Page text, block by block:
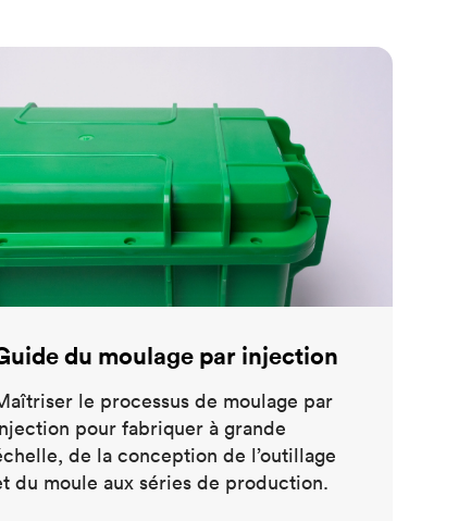
plus
du moulage par injection
du moulage par injection
le processus de moulage par
pour fabriquer à grande
de la conception de l’outillage
du moule aux séries de production.